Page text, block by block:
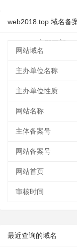
web2018.top 域名备
立即更新
网站域名
主办单位名称
主办单位性质
网站名称
主体备案号
网站备案号
网站首页
审核时间
最近查询的域名